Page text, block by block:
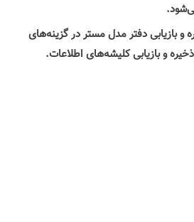
و بازیابی دفتر مدل مستر در گزینه‌های
و بازیابی کلیشه‌های اطلاعات.